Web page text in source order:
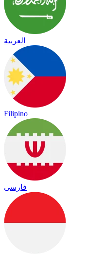
العربية
Filipino
فارسی